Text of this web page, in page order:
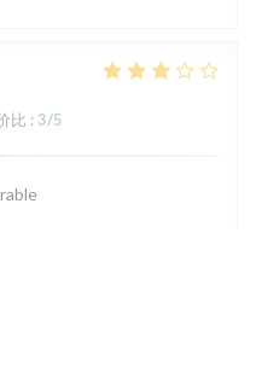
比 : 3/5